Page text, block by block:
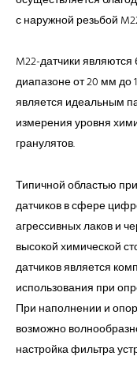
с наружной резьбой
M22-датчики
диапазоне от 20 мм до
является идеальным
измерения уровня
гранулятов.
Типичной областью
датчиков в сфере
агрессивных лаков и
высокой химической
датчиков является
использования при
При наполнении и
возможно
настройка фильтра